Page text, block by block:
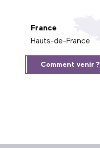
France
Hauts-de-France
Comment venir ?